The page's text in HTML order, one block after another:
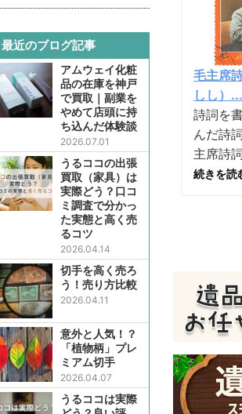
毛主席
しし）...
詩詞を
んだ詩
主席詩
続きを読
最近のブログ記事
アムウェイ化粧
品の在庫を神戸
で買取｜副業を
やめて店頭に持
ち込んだ体験談
2026.07.01
うるココの出張
買取（家具）は
実際どう？口コ
ミ調査で分かっ
た実態と高く売
るコツ
2026.04.14
切手を高く売ろ
う！売り方比較
2026.04.11
意外と人気！？
「植物柄」プレ
ミアム切手
2026.04.07
うるココは実際